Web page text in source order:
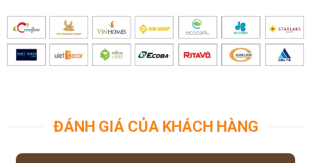
ĐÁNH GIÁ CỦA KHÁCH HÀNG